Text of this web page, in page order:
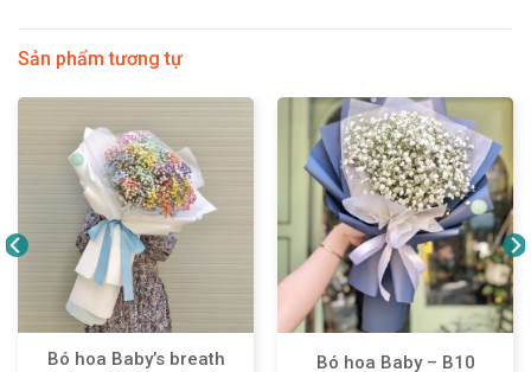
Sản phẩm tương tự
Bó hoa Baby’s breath
Bó hoa Baby – B10